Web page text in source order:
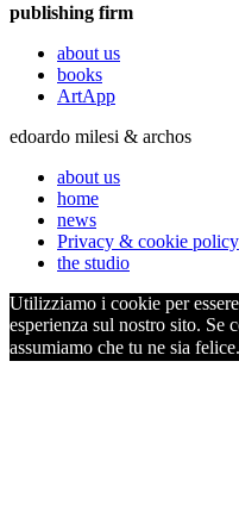
publishing firm
about us
books
ArtApp
edoardo milesi & archos
about us
home
news
Privacy & cookie policy
the studio
Utilizziamo i cookie per
esperienza sul nostro sito. Se
assumiamo che tu ne sia felice.